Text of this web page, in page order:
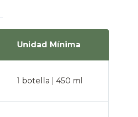
Unidad Mínima
1 botella | 450 ml